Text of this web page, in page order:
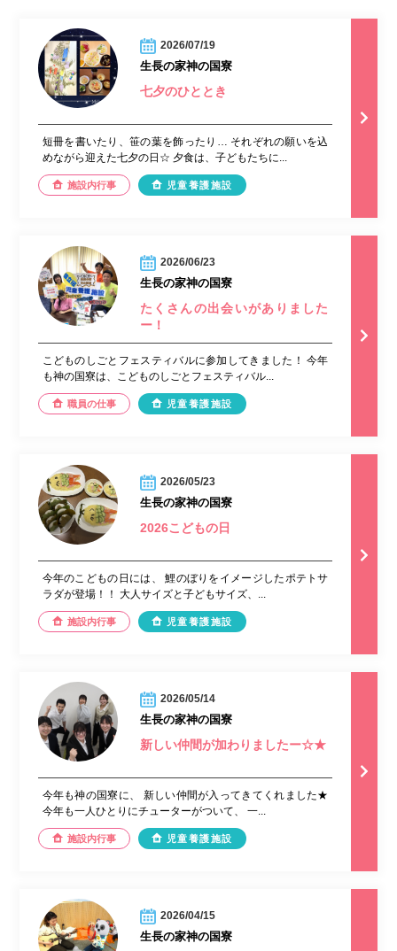
2026/07/19
生長の家神の国寮
七夕のひととき
短冊を書いたり、笹の葉を飾ったり… それぞれの願いを込
めながら迎えた七夕の日☆ 夕食は、子どもたちに...
施設内行事 児童養護施設
2026/06/23
生長の家神の国寮
たくさんの出会いがありました
ー！
こどものしごとフェスティバルに参加してきました！ 今年
も神の国寮は、こどものしごとフェスティバル...
職員の仕事 児童養護施設
2026/05/23
生長の家神の国寮
2026こどもの日
今年のこどもの日には、 鯉のぼりをイメージしたポテトサ
ラダが登場！！ 大人サイズと子どもサイズ、...
施設内行事 児童養護施設
2026/05/14
生長の家神の国寮
新しい仲間が加わりましたー☆★
今年も神の国寮に、 新しい仲間が入ってきてくれました★
今年も一人ひとりにチューターがついて、 一...
施設内行事 児童養護施設
2026/04/15
生長の家神の国寮